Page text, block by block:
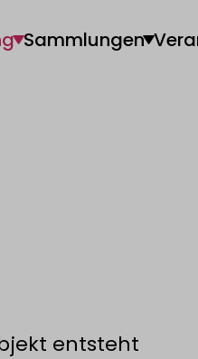
Sammlungen
entsteht